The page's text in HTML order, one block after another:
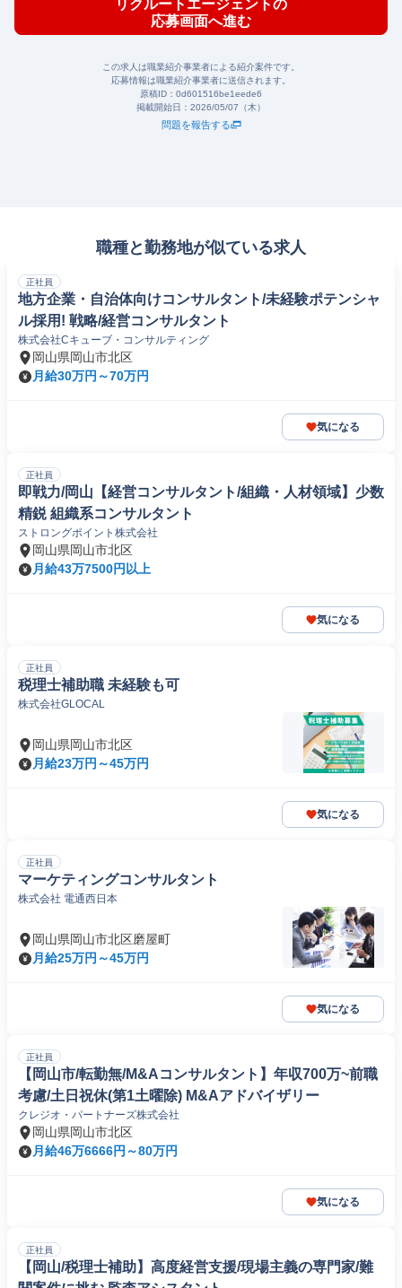
リクルートエージェントの
応募画面へ進む
この求人は職業紹介事業者による紹介案件です。
応募情報は職業紹介事業者に送信されます。
原稿ID： 0d601516be1eede6
掲載開始日： 2026/05/07（木）
問題を報告する
職種と勤務地が似ている求人
正社員
地方企業・自治体向けコンサルタント/未経験ポテンシャ
ル採用! 戦略/経営コンサルタント
株式会社Cキューブ・コンサルティング
岡山県岡山市北区
月給30万円～70万円
気になる
正社員
即戦力/岡山【経営コンサルタント/組織・人材領域】少数
精鋭 組織系コンサルタント
ストロングポイント株式会社
岡山県岡山市北区
月給43万7500円以上
気になる
正社員
税理士補助職 未経験も可
株式会社GLOCAL
岡山県岡山市北区
月給23万円～45万円
気になる
正社員
マーケティングコンサルタント
株式会社 電通西日本
岡山県岡山市北区磨屋町
月給25万円～45万円
気になる
正社員
【岡山市/転勤無/M&Aコンサルタント】年収700万~前職
考慮/土日祝休(第1土曜除) M&Aアドバイザリー
クレジオ・パートナーズ株式会社
岡山県岡山市北区
月給46万6666円～80万円
気になる
正社員
【岡山/税理士補助】高度経営支援/現場主義の専門家/難